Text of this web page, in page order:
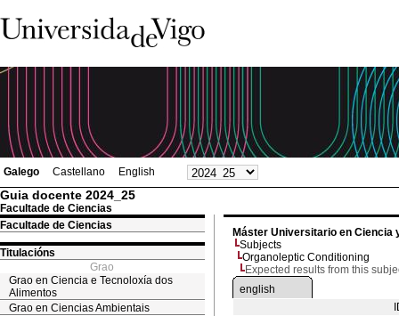
Galego Castellano English
Guia docente 2024_25
Facultade de Ciencias
Facultade de Ciencias
Titulacións
Grao
Grao en Ciencia e Tecnoloxía dos
Alimentos
Grao en Ciencias Ambientais
Máster Universitario en Ciencia
Subjects
Organoleptic Conditioning
Expected results from this
english